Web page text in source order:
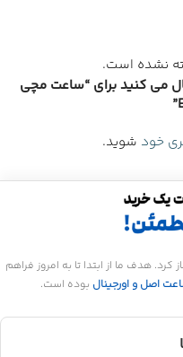
نشده است.
می کنید برای “ساعت مچی
خود شوید.
ساعت جَم فعالیت خود را از سال 1401 آغاز کرد. هدف ما از ابتدا تا به امروز فراهم
اصل و اورجینال بوده است.